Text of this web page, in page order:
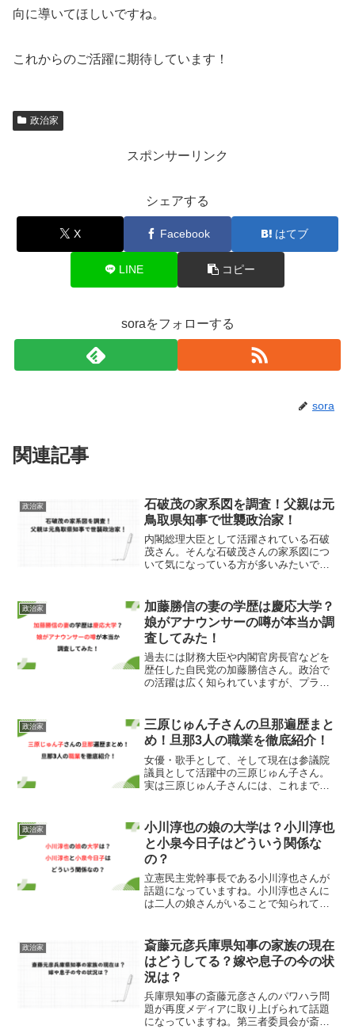
向に導いてほしいですね。
これからのご活躍に期待しています！
政治家
スポンサーリンク
シェアする
X Facebook はてブ
LINE コピー
soraをフォローする
sora
関連記事
政治家
石破茂の家系図を調査！父親は元
鳥取県知事で世襲政治家！
内閣総理大臣として活躍されている石破
茂さん。そんな石破茂さんの家系図につ
いて気になっている方が多いみたいです
早速見ていきましょう！石破茂さんの家
系図を公開！こちらが石破...
政治家
加藤勝信の妻の学歴は慶応大学？
娘がアナウンサーの噂が本当か調
査してみた！
過去には財務大臣や内閣官房長官などを
歴任した自民党の加藤勝信さん。政治で
の活躍は広く知られていますが、プライ
ウンサーとして活躍しているという噂に
ついて、気になる方も多い...
政治家
三原じゅん子さんの旦那遍歴まと
め！旦那3人の職業を徹底紹介！
女優・歌手として、そして現在は参議院
議員として活躍中の三原じゅん子さん。
実は三原じゅん子さんには、これまで結
異なっており、どんな経緯があったのか
気になる方も多いと思い...
政治家
小川淳也の娘の大学は？小川淳也
と小泉今日子はどういう関係な
の？
立憲民主党幹事長である小川淳也さんが
話題になっていますね。小川淳也さんに
は二人の娘さんがいることで知られてい
た。また小川淳也さんについて調べてい
ると、サジェストに小泉今...
政治家
斎藤元彦兵庫県知事の家族の現在
はどうしてる？嫁や息子の今の状
況は？
兵庫県知事の斎藤元彦さんのパワハラ問
題が再度メディアに取り上げられて話題
になっていますね。第三者委員会が斎藤